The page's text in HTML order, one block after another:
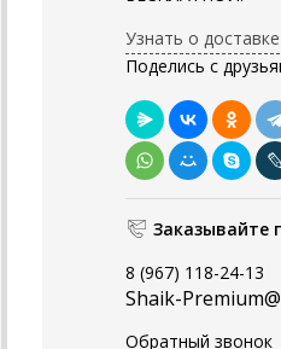
Узнать о доставке
Поделись с
Заказывайте
8 (967) 118-24-13
Shaik-
Обратный звонок